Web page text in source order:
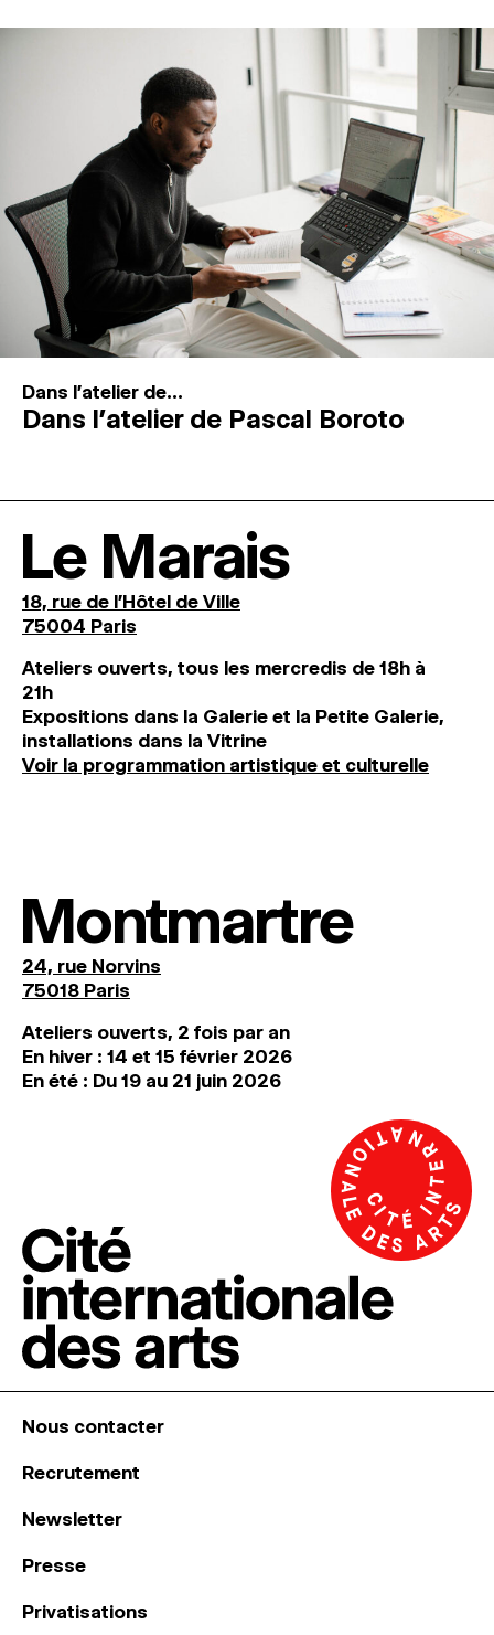
Dans l'atelier de...
Dans l’atelier de Pascal Boroto
Le Marais
18, rue de l'Hôtel de Ville
75004 Paris
Ateliers ouverts, tous les mercredis de 18h à
21h
Expositions dans la Galerie et la Petite Galerie,
installations dans la Vitrine
Voir la programmation artistique et culturelle
Montmartre
24, rue Norvins
75018 Paris
Ateliers ouverts, 2 fois par an
En hiver : 14 et 15 février 2026
En été : Du 19 au 21 juin 2026
Nous contacter
Recrutement
Newsletter
Presse
Privatisations